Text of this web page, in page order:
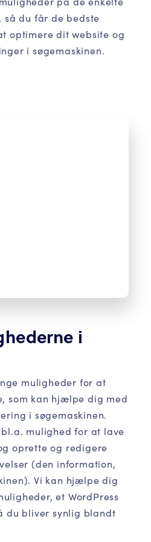
du får de bedste
optimere dit website og
i søgemaskinen.
i
muligheder for at
som kan hjælpe dig med
i søgemaskinen.
mulighed for at lave
oprette og redigere
(den information,
Vi kan hjælpe dig
et WordPress
du bliver synlig blandt